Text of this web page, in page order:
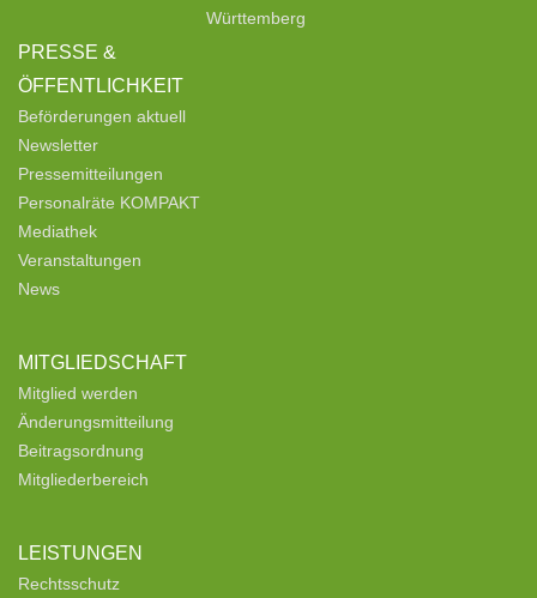
PRESSE &
ÖFFENTLICHKEIT
Beförderungen aktuell
Newsletter
Pressemitteilungen
Personalräte KOMPAKT
Mediathek
Veranstaltungen
News
MITGLIEDSCHAFT
Mitglied werden
Änderungsmitteilung
Beitragsordnung
Mitgliederbereich
LEISTUNGEN
Rechtsschutz
Württemberg